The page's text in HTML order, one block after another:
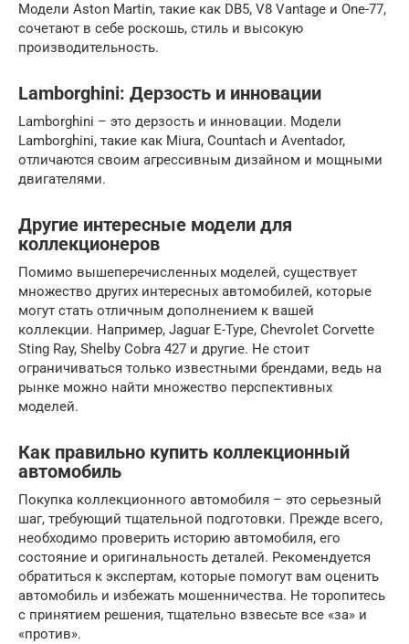
Модели Aston Martin, такие как DB5, V8 Vantage и One-77,
сочетают в себе роскошь, стиль и высокую
производительность.
Lamborghini: Дерзость и инновации
Lamborghini – это дерзость и инновации. Модели
Lamborghini, такие как Miura, Countach и Aventador,
отличаются своим агрессивным дизайном и мощными
двигателями.
Другие интересные модели для
коллекционеров
Помимо вышеперечисленных моделей, существует
множество других интересных автомобилей, которые
могут стать отличным дополнением к вашей
коллекции. Например, Jaguar E-Type, Chevrolet Corvette
Sting Ray, Shelby Cobra 427 и другие. Не стоит
ограничиваться только известными брендами, ведь на
рынке можно найти множество перспективных
моделей.
Как правильно купить коллекционный
автомобиль
Покупка коллекционного автомобиля – это серьезный
шаг, требующий тщательной подготовки. Прежде всего,
необходимо проверить историю автомобиля, его
состояние и оригинальность деталей. Рекомендуется
обратиться к экспертам, которые помогут вам оценить
автомобиль и избежать мошенничества. Не торопитесь
с принятием решения, тщательно взвесьте все «за» и
«против».